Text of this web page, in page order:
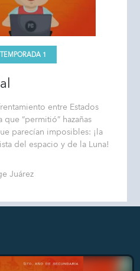
TEMPORADA 1
entre Estados
“permitió” hazañas
parecían imposibles: ¡la
del espacio y de la Luna!
Juárez